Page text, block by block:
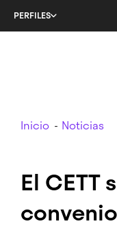
PERFILES
Inicio Noticias
El CETT